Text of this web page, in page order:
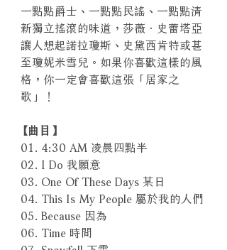
一點點爵士、一點點民謠、一點點清
新獨立搖滾的味道，莎薇．史蕾塔亞
讓人想起諾拉瓊斯、史黛西肯特或甚
至瓊妮米雪兒。如果你喜歡這樣的風
格，你一定會喜歡這張「居家之
歌」！
【曲目】
01. 4:30 AM 凌晨四點半
02. I Do 我願意
03. One Of These Days 某日
04. This Is My People 屬於我的人們
05. Because 因為
06. Time 時間